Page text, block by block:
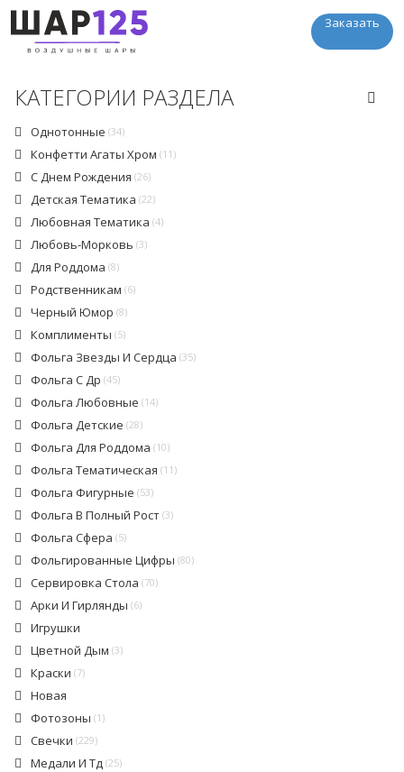
Заказать
КАТЕГОРИИ РАЗДЕЛА
Однотонные (34)
Конфетти Агаты Хром (11)
С Днем Рождения (26)
Детская Тематика (22)
Любовная Тематика (4)
Любовь-Морковь (3)
Для Роддома (8)
Родственникам (6)
Черный Юмор (8)
Комплименты (5)
Фольга Звезды И Сердца (35)
Фольга С Др (45)
Фольга Любовные (14)
Фольга Детские (28)
Фольга Для Роддома (10)
Фольга Тематическая (11)
Фольга Фигурные (53)
Фольга В Полный Рост (3)
Фольга Сфера (5)
Фольгированные Цифры (80)
Сервировка Стола (70)
Арки И Гирлянды (6)
Игрушки
Цветной Дым (3)
Краски (7)
Новая
Фотозоны (1)
Свечки (229)
Медали И Тд (25)